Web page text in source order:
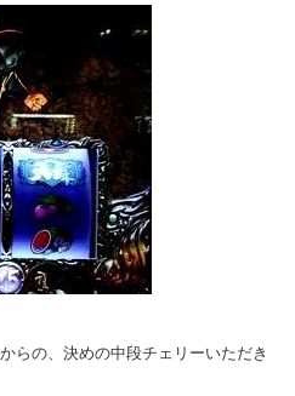
らの、決めの中段チェリーいただき